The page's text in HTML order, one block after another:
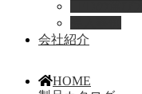
会社紹介
HOME